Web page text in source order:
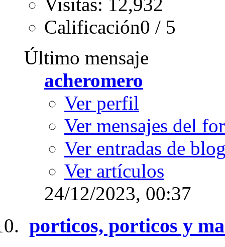
Calificación0 / 5
Último mensaje
acheromero
Ver perfil
Ver mensajes del
Ver entradas de
Ver artículos
24/12/2023, 00:37
porticos, porticos y